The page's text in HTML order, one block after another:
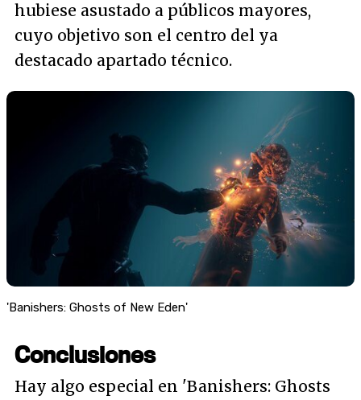
hubiese asustado a públicos mayores,
cuyo objetivo son el centro del ya
destacado apartado técnico.
'Banishers: Ghosts of New Eden'
Conclusiones
Hay algo especial en 'Banishers: Ghosts